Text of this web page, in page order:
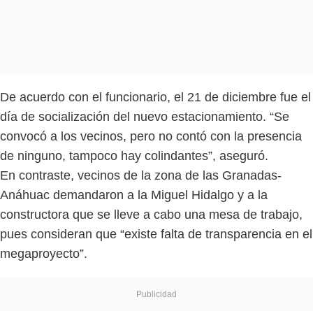
De acuerdo con el funcionario, el 21 de diciembre fue el
día de socialización del nuevo estacionamiento. “Se
convocó a los vecinos, pero no contó con la presencia
de ninguno, tampoco hay colindantes”, aseguró.
En contraste, vecinos de la zona de las Granadas-
Anáhuac demandaron a la Miguel Hidalgo y a la
constructora que se lleve a cabo una mesa de trabajo,
pues consideran que “existe falta de transparencia en el
megaproyecto”.